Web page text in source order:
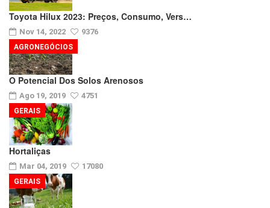
Toyota Hilux 2023: Preços, Consumo, Vers…
Nov 14, 2022 9376
O Potencial Dos Solos Arenosos
Ago 19, 2019 4751
AGRONEGÓCIOS
Hortaliças
Mar 04, 2019 17080
GERAIS
GERAIS